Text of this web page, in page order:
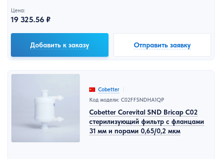
Цена:
19 325.56 ₽
Добавить к заказу Отправить заявку
Cobetter
Код модели: C02FFSNDHA1QP
Cobetter Corevital SND Bricap C02
стерилизующий фильтр с фланцами
31 мм и порами 0,65/0,2 мкм